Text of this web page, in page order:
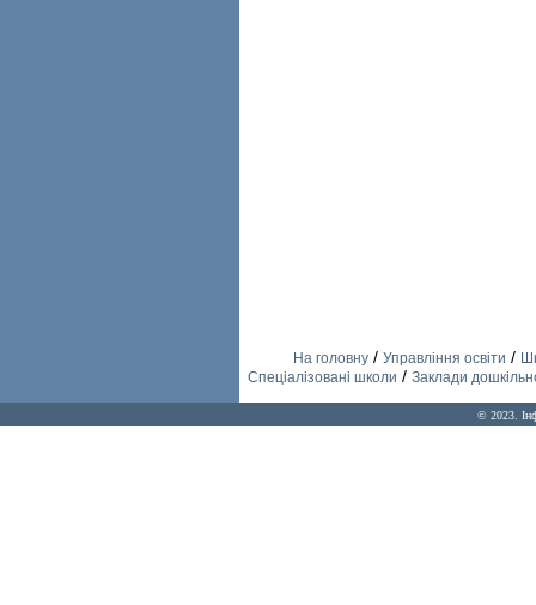
На головну/ Управління освіти /
Спеціалізовані школи / Заклади
© 2023.